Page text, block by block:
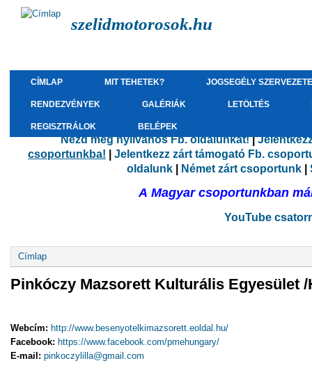
szelidmotorosok.hu
CÍMLAP MIT TEHETEK? JOGSEGÉLY
RENDEZVÉNYEK GALÉRIÁK LETÖLTÉS
REGISZTRÁLOK BELÉPEK
Nézd meg nyilvános Fb. oldalunkat!|
csoportunkba!
Jelentkezz zárt támogató Fb.
oldalunk
Német zárt csoportunk
A Magyar csoportunkban
YouTube
Jelenlegi hely
Címlap
Pinkóczy Mazsorett Kulturális Egyesület /
Webcím: http://www.besenyotelkimazsorett.eoldal.hu/
Facebook: https://www.facebook.com/pmehungary/
E-mail: pinkoczylilla@gmail.com